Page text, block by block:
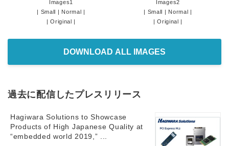
Images1
| Small | Normal |
|Original |
Images2
| Small | Normal |
|Original |
DOWNLOAD ALL IMAGES
過去に配信したプレスリリース
Hagiwara Solutions to Showcase
Products of High Japanese Quality at
“embedded world 2019,” ...